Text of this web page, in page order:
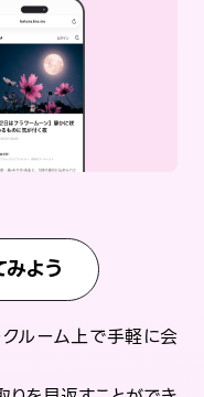
よう
クルーム上で手軽に会